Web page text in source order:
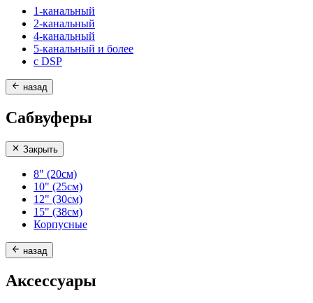
1-канальный
2-канальный
4-канальный
5-канальный и более
с DSP
назад
Сабвуферы
Закрыть
8" (20см)
10" (25см)
12" (30см)
15" (38см)
Корпусные
назад
Аксессуары